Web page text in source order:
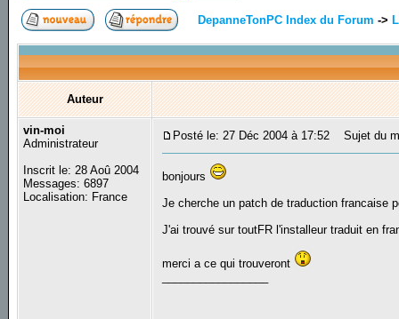
DepanneTonPC Index du Forum ->
Auteur
vin-moi
Administrateur
Inscrit le: 28 Aoû 2004
Messages: 6897
Localisation: France
Posté le: 27 Déc 2004 à 17:52 Sujet du
bonjours
Je cherche un patch de traduction francaise
J'ai trouvé sur toutFR l'installeur traduit en
merci a ce qui trouveront